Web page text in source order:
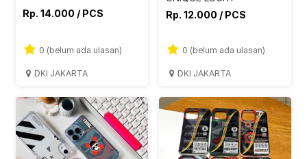
STYLISH
Rp. 14.000 / PCS
0 (belum ada ulasan)
DKI JAKARTA
Rp. 12.000 / PCS
0 (belum ada ulasan)
DKI JAKARTA